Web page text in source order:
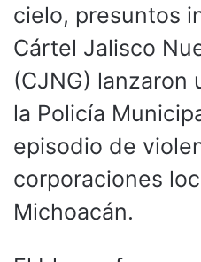
cielo, presuntos
Cártel Jalisco
(CJNG) lanzaron
la Policía
episodio de
corporaciones
Michoacán.